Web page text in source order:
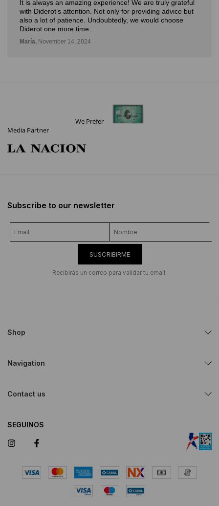
It is always an amazing experience! We are truly grateful
with Diderot’s attention. Not only for providing advice but
also a lot of patience. Undoubtedly, we would choose
Diderot one more time...
María, November 14, 2024
We Prefer
Media Partner
Subscribe to our newsletter
SUSCRIBIRME
Recibirás un correo para validar tu email.
Shop
Navigation
Contact us
SEGUINOS